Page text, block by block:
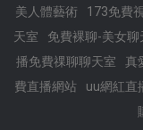
美人體藝術
173免費
天室
免費裸聊-美女
播免費祼聊聊天室
真
費直播網站
uu網紅直